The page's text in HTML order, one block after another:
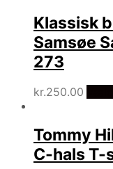
Klassisk
Samsøe
273
kr.250.00
Tommy
C-hals T-